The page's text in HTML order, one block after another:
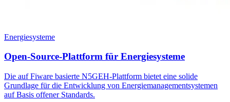
Energiesysteme
Open-Source-Plattform für Energiesysteme
Die auf Fiware basierte N5GEH-Plattform bietet eine solide
Grundlage für die Entwicklung von Energie­managementsystemen
auf Basis offener Standards.